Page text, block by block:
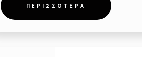
ΠΕΡΙΣΣΟΤΕΡΑ